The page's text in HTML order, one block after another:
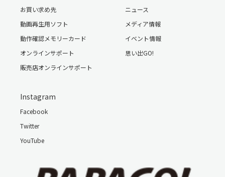
お買い求め先
動画再生用ソフト
動作確認メモリーカード
オンラインサポート
販売店オンラインサポート
ニュース
メディア情報
イベント情報
思い出GO!
Instagram
Facebook
Twitter
YouTube